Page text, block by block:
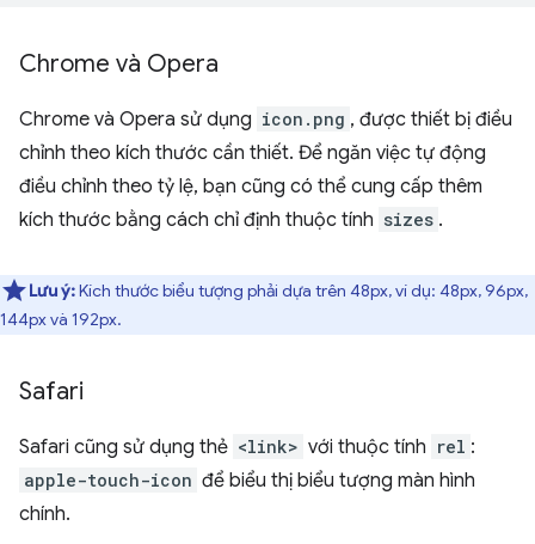
Chrome và Opera
Chrome và Opera sử dụng icon.png , được thiết bị điều
chỉnh theo kích thước cần thiết. Để ngăn việc tự động
điều chỉnh theo tỷ lệ, bạn cũng có thể cung cấp thêm
kích thước bằng cách chỉ định thuộc tính sizes .
Lưu ý:Kích thước biểu tượng phải dựa trên 48px, ví dụ: 48px, 96px,
144px và 192px.
Safari
Safari cũng sử dụng thẻ <link> với thuộc tính rel :
apple-touch-icon để biểu thị biểu tượng màn hình
chính.